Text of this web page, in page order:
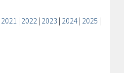
2021 | 2022| 2023 | 2024| 2025 |